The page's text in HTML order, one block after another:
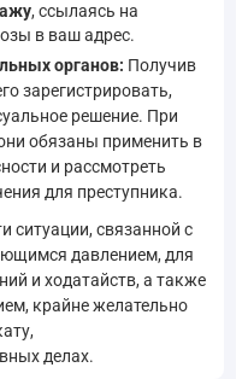
, ссылаясь на
в ваш адрес.
органов: Получив
зарегистрировать,
решение. При
обязаны применить в
и рассмотреть
для преступника.
ситуации, связанной с
давлением, для
и ходатайств, а также
крайне желательно
делах.